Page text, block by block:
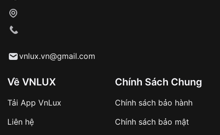
Từ khóa SEO:
sản phẩm đặc biệt
vnlux.vn@gmail.com
Về VNLUX
Tải App VnLux
Liên hệ
Chính Sách Chung
Chính sách bảo hành
Chính sách bảo mật